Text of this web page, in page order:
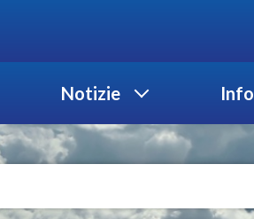
Notizie Info